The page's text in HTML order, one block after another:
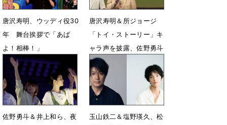
唐沢寿明、ウッディ役30
年 舞台挨拶で「あば
よ！相棒！」
7月25日 10時12分
唐沢寿明＆所ジョージ
「トイ・ストーリー」キ
ャラ声を披露、佐野勇斗
＆井上和ら初参加組も
7月4日 09時03分
佐野勇斗＆井上和ら、夜
玉山鉄二＆塩野瑛久、松